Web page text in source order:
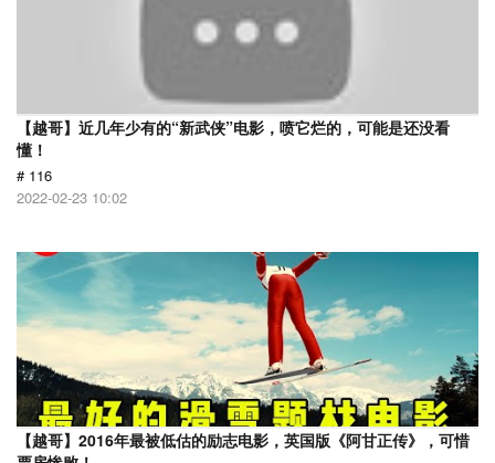
【越哥】近几年少有的“新武侠”电影，喷它烂的，可能是还没看
懂！
# 116
2022-02-23 10:02
【越哥】2016年最被低估的励志电影，英国版《阿甘正传》，可惜